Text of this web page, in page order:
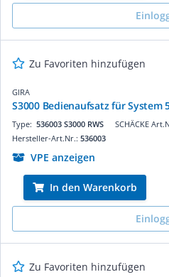
Zu Favoriten hinzufügen
GIRA
S3000 Bedienaufsatz für System
SCHÄCKE
Type: 536003 S3000 RWS
Hersteller-Art.Nr.: 536003
VPE anzeigen
In den Warenkorb
Zu Favoriten hinzufügen